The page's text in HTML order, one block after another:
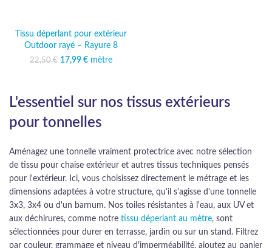
Tissu déperlant pour extérieur
Outdoor rayé – Rayure 8
22,50€ Le prix initial était :
17,99 €
Le prix
mètre
L'essentiel sur nos tissus extérieurs
pour tonnelles
Aménagez une tonnelle vraiment protectrice avec notre sélection
de tissu pour chaise extérieur et autres tissus techniques pensés
pour l'extérieur. Ici, vous choisissez directement le métrage et les
dimensions adaptées à votre structure, qu'il s'agisse d'une tonnelle
3x3, 3x4 ou d'un barnum. Nos toiles résistantes à l'eau, aux UV et
aux déchirures, comme notre tissu déperlant au mètre, sont
sélectionnées pour durer en terrasse, jardin ou sur un stand. Filtrez
par couleur, grammage et niveau d'imperméabilité, ajoutez au panier